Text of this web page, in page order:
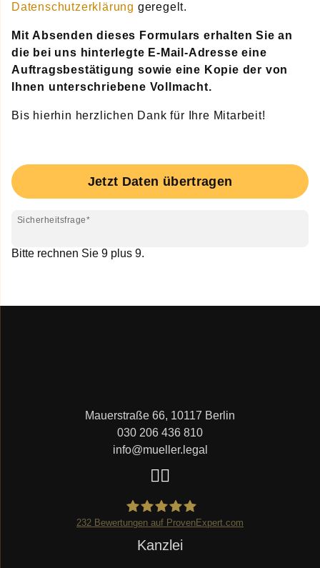
Datenschutzerklärung geregelt.
Mit Absenden dieses Formulars erhalten Sie an
die bei uns hinterlegte E-Mail-Adresse eine
Auftragsbestätigung sowie eine Kopie der von
Ihnen unterschriebene Vollmacht.
Bis hierhin herzlichen Dank für Ihre Mitarbeit!
Jetzt Daten übertragen
Bitte rechnen Sie 9 plus 9.
Pflichtfeld
Sicherheitsfrage*
Mauerstraße 66, 10117 Berlin
030 206 436 810
info@mueller.legal
Mueller.legal
232 Bewertungen auf ProvenExpert.com
Kanzlei